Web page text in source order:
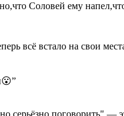
Соловей ему
всё встало на свои
”
серьёзно поговорить" —